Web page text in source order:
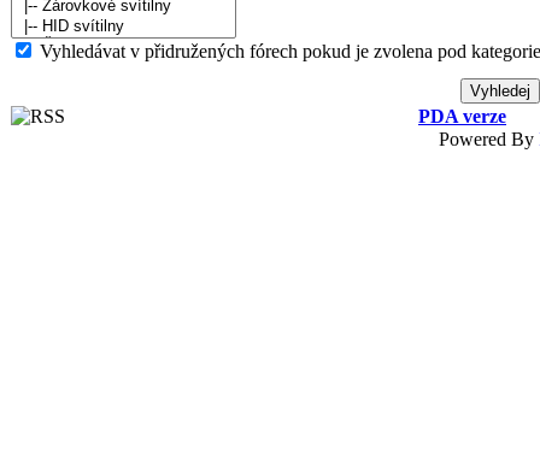
Vyhledávat v přidružených fórech pokud je zvolena pod
PDA verze
Powered By